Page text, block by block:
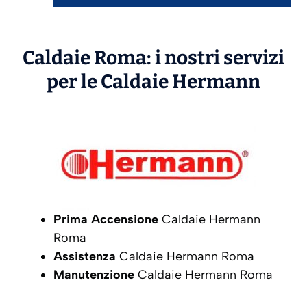
Caldaie Roma: i nostri servizi
per le CaldaieHermann
Prima Accensione Caldaie Hermann
Roma
Assistenza Caldaie Hermann Roma
Manutenzione Caldaie Hermann Roma